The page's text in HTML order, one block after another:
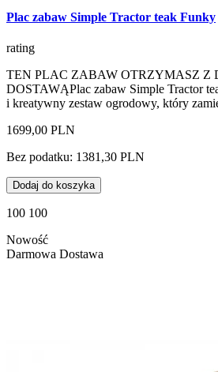
Plac zabaw Simple Tractor teak Funky
rating
TEN PLAC ZABAW OTRZYMASZ Z
DOSTAWĄPlac zabaw Simple Tractor
i kreatywny zestaw ogrodowy, który
1699,00 PLN
Bez podatku: 1381,30 PLN
Dodaj do koszyka
100 100
Nowość
Darmowa Dostawa